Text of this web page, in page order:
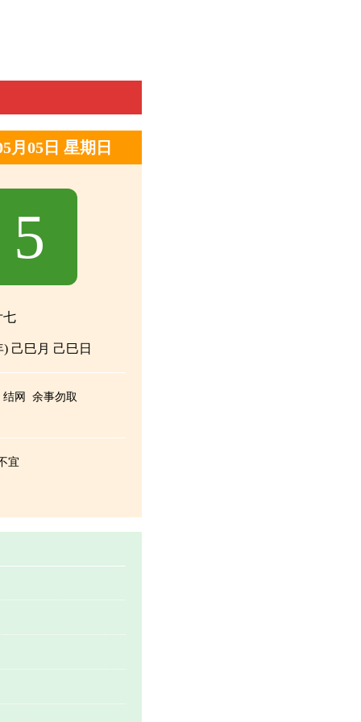
月05日 星期日
5
七
己巳月 己巳日
结网 余事勿取
宜